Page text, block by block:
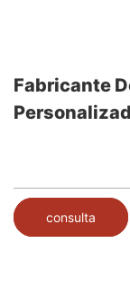
Fabricante
consulta